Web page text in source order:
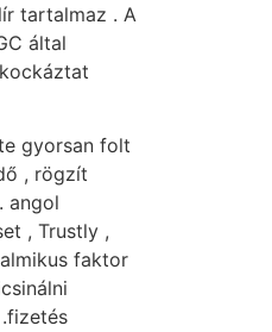
tartalmaz . A
által
gyorsan folt
, rögzít
angol
, Trustly ,
faktor